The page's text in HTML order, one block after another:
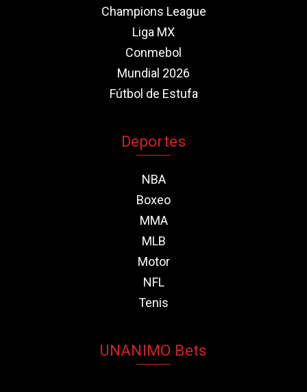
Champions League
Liga MX
Conmebol
Mundial 2026
Fútbol de Estufa
Deportes
NBA
Boxeo
MMA
MLB
Motor
NFL
Tenis
UNANIMO Bets